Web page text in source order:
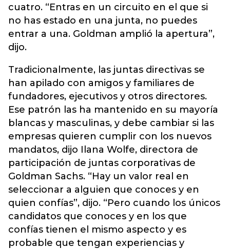
cuatro. “Entras en un circuito en el que si
no has estado en una junta, no puedes
entrar a una. Goldman amplió la apertura”,
dijo.
Tradicionalmente, las juntas directivas se
han apilado con amigos y familiares de
fundadores, ejecutivos y otros directores.
Ese patrón las ha mantenido en su mayoría
blancas y masculinas, y debe cambiar si las
empresas quieren cumplir con los nuevos
mandatos, dijo Ilana Wolfe, directora de
participación de juntas corporativas de
Goldman Sachs. “Hay un valor real en
seleccionar a alguien que conoces y en
quien confías”, dijo. “Pero cuando los únicos
candidatos que conoces y en los que
confías tienen el mismo aspecto y es
probable que tengan experiencias y